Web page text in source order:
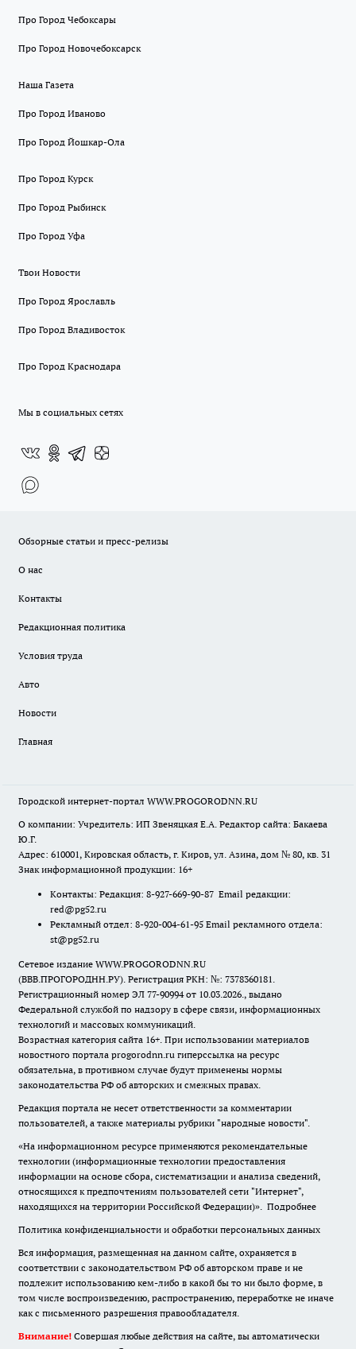
Про Город Чебоксары
Про Город Новочебоксарск
Наша Газета
Про Город Иваново
Про Город Йошкар-Ола
Про Город Курск
Про Город Рыбинск
Про Город Уфа
Твои Новости
Про Город Ярославль
Про Город Владивосток
Про Город Краснодара
Мы в социальных сетях
Обзорные статьи и пресс-релизы
О нас
Контакты
Редакционная политика
Условия труда
Авто
Новости
Главная
Городской интернет-портал WWW.PROGORODNN.RU
О компании: Учредитель: ИП Звеняцкая Е.А. Редактор сайта: Бакаева
Ю.Г.
Адрес: 610001, Кировская область, г. Киров, ул. Азина, дом № 80, кв. 31
Знак информационной продукции: 16+
Контакты: Редакция: 8-927-669-90-87 Email редакции:
red@pg52.ru
Рекламный отдел: 8-920-004-61-95 Email рекламного отдела:
st@pg52.ru
Сетевое издание WWW.PROGORODNN.RU
(ВВВ.ПРОГОРОДНН.РУ). Регистрация РКН: №: 7378360181.
Регистрационный номер ЭЛ 77-90994 от 10.03.2026., выдано
Федеральной службой по надзору в сфере связи, информационных
технологий и массовых коммуникаций.
Возрастная категория сайта 16+. При использовании материалов
новостного портала progorodnn.ru гиперссылка на ресурс
обязательна, в противном случае будут применены нормы
законодательства РФ об авторских и смежных правах.
Редакция портала не несет ответственности за комментарии
пользователей, а также материалы рубрики "народные новости".
«На информационном ресурсе применяются рекомендательные
технологии (информационные технологии предоставления
информации на основе сбора, систематизации и анализа сведений,
относящихся к предпочтениям пользователей сети "Интернет",
находящихся на территории Российской Федерации)». Подробнее
Политика конфиденциальности и обработки персональных данных
Вся информация, размещенная на данном сайте, охраняется в
соответствии с законодательством РФ об авторском праве и не
подлежит использованию кем-либо в какой бы то ни было форме, в
том числе воспроизведению, распространению, переработке не иначе
как с письменного разрешения правообладателя.
Внимание! Совершая любые действия на сайте, вы автоматически